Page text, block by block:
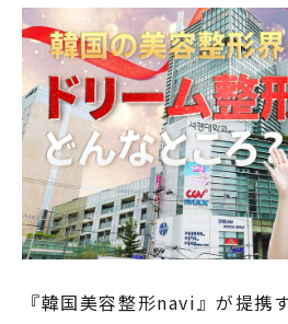
『韓国美容整形navi』が提携